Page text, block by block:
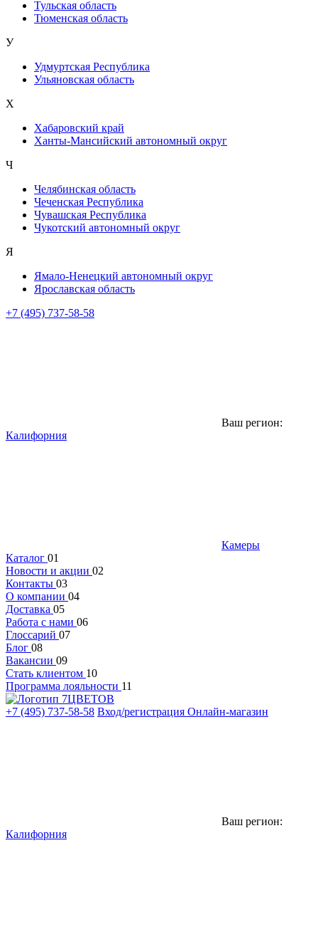
Тульская область
Тюменская область
У
Удмуртская Республика
Ульяновская область
Х
Хабаровский край
Ханты-Мансийский автономный округ
Ч
Челябинская область
Чеченская Республика
Чувашская Республика
Чукотский автономный округ
Я
Ямало-Ненецкий автономный округ
Ярославская область
+7 (495) 737-58-58
Ваш регион:
Калифорния
Камеры
Каталог 01
Новости и акции 02
Контакты 03
О компании 04
Доставка 05
Работа с нами 06
Глоссарий 07
Блог 08
Вакансии 09
Стать клиентом 10
Программа лояльности 11
+7 (495) 737-58-58 Вход/регистрация Онлайн-магазин
Ваш регион:
Калифорния